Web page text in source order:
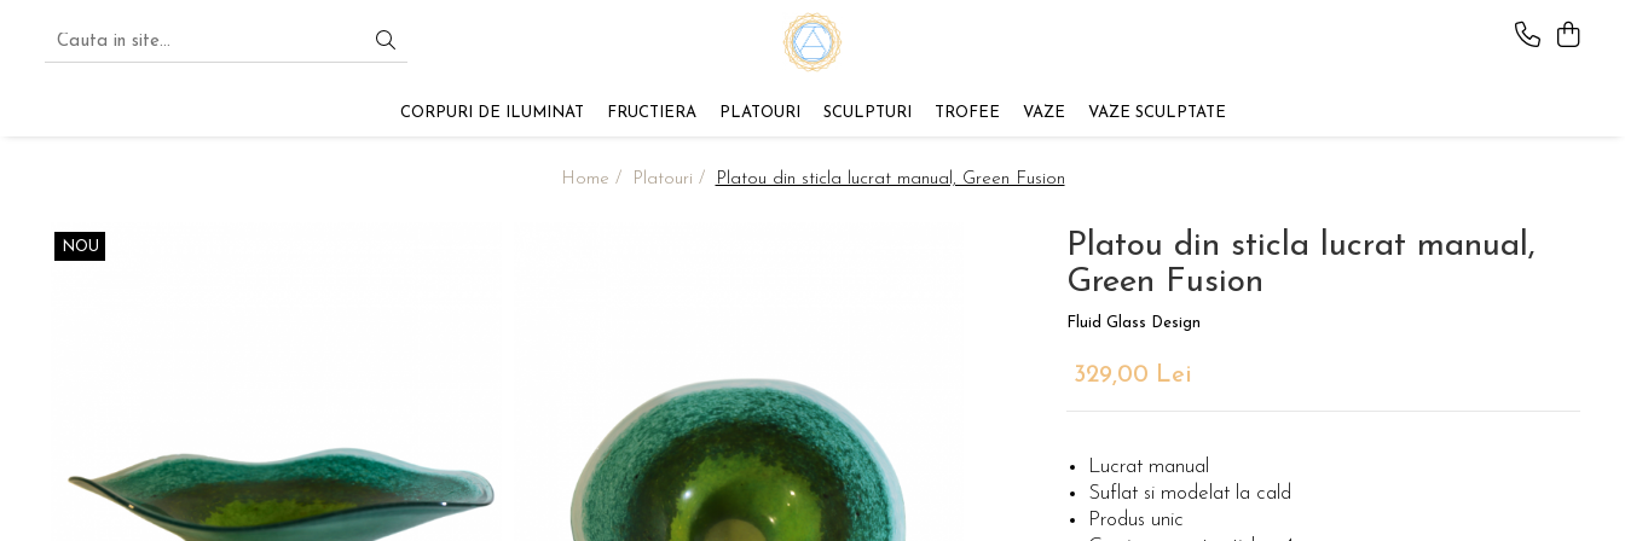
CORPURI DE ILUMINAT FRUCTIERA PLATOURI SCULPTURI TROFEE VAZE VAZE SCULPTATE
Home / Platouri / Platou din sticla lucrat manual, Green Fusion
NOU
Platou din sticla lucrat manual,
Green Fusion
Fluid Glass Design
329,00 Lei
Lucrat manual
Suflat si modelat la cald
Produs unic